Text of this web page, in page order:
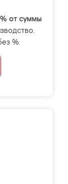
от суммы
%.